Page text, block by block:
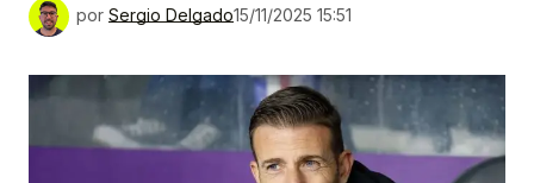
por Sergio Delgado15/11/2025 15:51